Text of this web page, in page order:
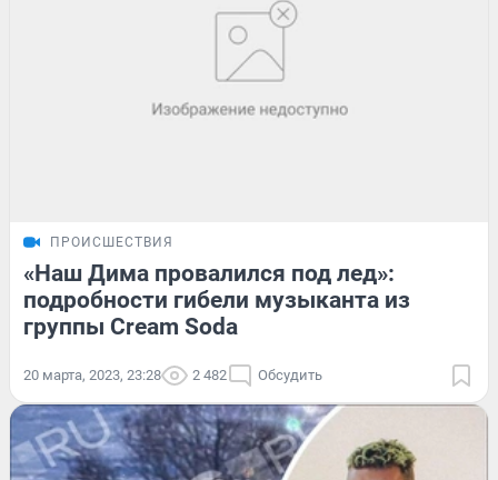
ПРОИСШЕСТВИЯ
«Наш Дима провалился под лед»:
подробности гибели музыканта из
группы Cream Soda
20 марта, 2023, 23:28 2 482 Обсудить